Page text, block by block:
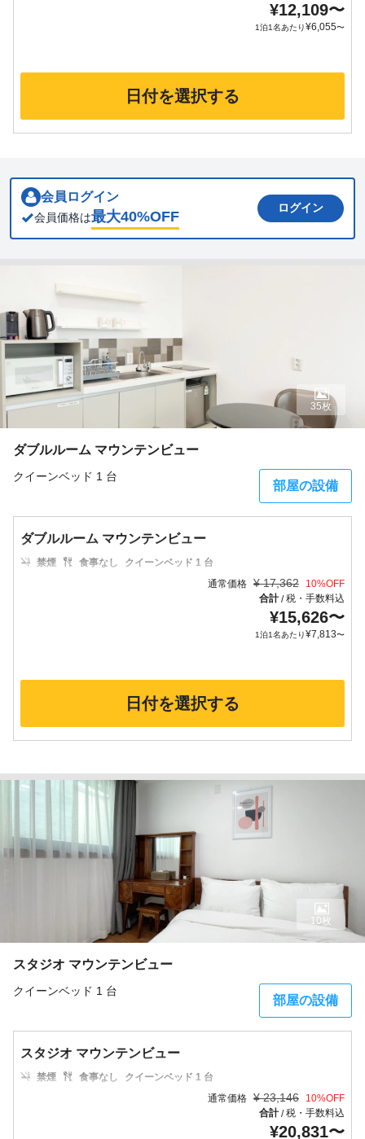
¥12,109〜
1泊1名あたり¥6,055〜
日付を選択する
会員ログイン
会員価格は最大40%OFF
ログイン
ダブルルーム マウンテンビュー
クイーンベッド 1 台
部屋の設備
35枚
ダブルルーム マウンテンビュー
禁煙 食事なし
クイーンベッド 1 台
通常価格 ¥ 17,362 10%OFF
合計/税・手数料込
¥15,626〜
1泊1名あたり¥7,813〜
日付を選択する
スタジオ マウンテンビュー
クイーンベッド 1 台
部屋の設備
10枚
スタジオ マウンテンビュー
禁煙 食事なし
クイーンベッド 1 台
通常価格 ¥ 23,146 10%OFF
合計/税・手数料込
¥20,831〜